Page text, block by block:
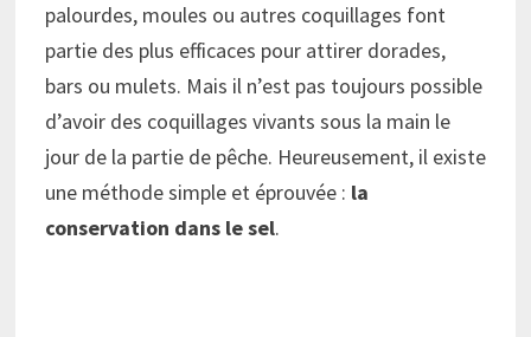
palourdes, moules ou autres coquillages font
partie des plus efficaces pour attirer dorades,
bars ou mulets. Mais il n’est pas toujours possible
d’avoir des coquillages vivants sous la main le
jour de la partie de pêche. Heureusement, il existe
une méthode simple et éprouvée : la
conservation dans le sel.